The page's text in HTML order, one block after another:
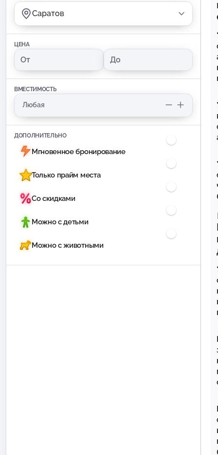
Саратов
ЦЕНА
ВМЕСТИМОСТЬ
ДОПОЛНИТЕЛЬНО
Мгновенное бронирование
Только прайм места
Со скидками
Можно с детьми
Можно с животными